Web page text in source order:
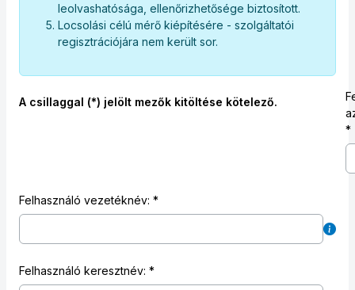
leolvashatósága, ellenőrizhetősége biztosított.
Locsolási célú mérő kiépítésére - szolgáltatói
regisztrációjára nem került sor.
A csillaggal (*) jelölt mezők kitöltése kötelező.
Felhasználó vezetéknév:
Felhasználó keresztnév: